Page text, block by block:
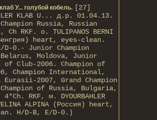
У... голубой кобель. [27]
KLAB U... д.р. 01.04.13.
Russia, Russian
Ch RKF. о. TULIPANOS BERNI
heart, eyes-clean.
D-0.- Junior Champion
Moldova, Junior
of Club-2006. Champion of
Champion International,
Eurasii-2007, Grand Champion
of Russia, Bulgaria,
RKF, м. DYOURBAHLER
ALPINA (Россия) heart,
H/D-В, E/D-0.)